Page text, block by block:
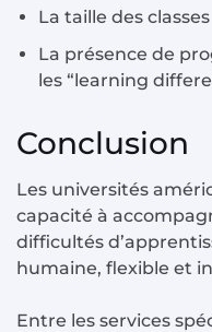
La taille des classes
La présence de
les “learning
Conclusion
Les universités
capacité à
difficultés
humaine, flexible et
Entre les services